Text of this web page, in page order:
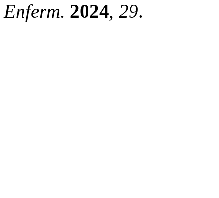
Enferm. 2024, 29.